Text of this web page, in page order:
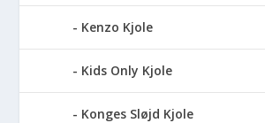
Kenzo Kjole
Kids Only Kjole
Konges Sløjd Kjole